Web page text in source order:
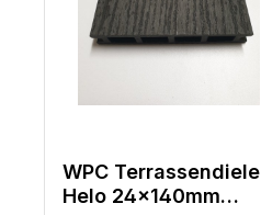
WPC Terrassendiele
Helo 24x140mm